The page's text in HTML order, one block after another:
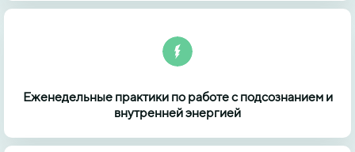
Еженедельные практики по работе с подсознанием и
внутренней энергией